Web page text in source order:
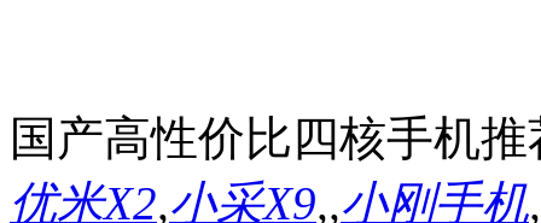
国产高性价比四核手机推
优米X2,小采X9,,小刚手机,